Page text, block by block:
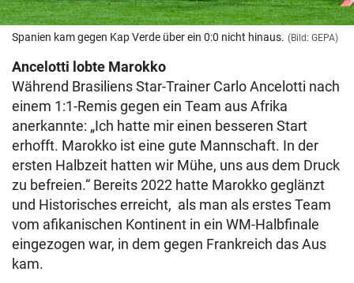
Spanien kam gegen Kap Verde über ein 0:0 nicht hinaus. (Bild: GEPA)
Ancelotti lobte Marokko
Während Brasiliens Star-Trainer Carlo Ancelotti nach
einem 1:1-Remis gegen ein Team aus Afrika
anerkannte: „Ich hatte mir einen besseren Start
erhofft. Marokko ist eine gute Mannschaft. In der
ersten Halbzeit hatten wir Mühe, uns aus dem Druck
zu befreien.“ Bereits 2022 hatte Marokko geglänzt
und Historisches erreicht, als man als erstes Team
vom afikanischen Kontinent in ein WM-Halbfinale
eingezogen war, in dem gegen Frankreich das Aus
kam.